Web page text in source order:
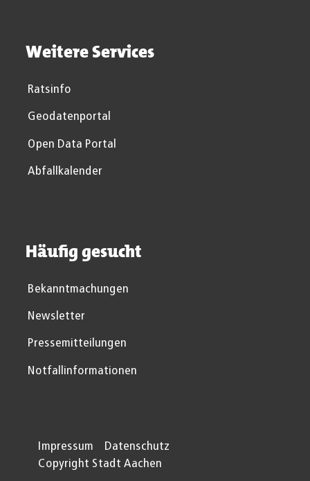
Weitere Services
Ratsinfo
Geodatenportal
Open Data Portal
Abfallkalender
Häufig gesucht
Bekanntmachungen
Newsletter
Pressemitteilungen
Notfallinformationen
Impressum
Datenschutz
Copyright Stadt Aachen